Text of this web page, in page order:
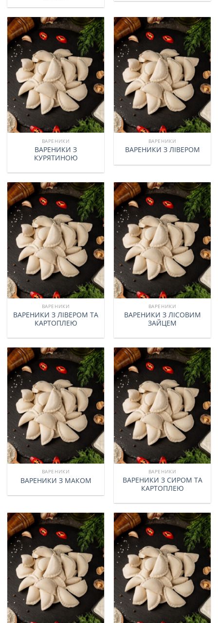
ВАРЕНИКИ
ВАРЕНИКИ З
КУРЯТИНОЮ
ВАРЕНИКИ
ВАРЕНИКИ З ЛІВЕРОМ
ВАРЕНИКИ
ВАРЕНИКИ З ЛІВЕРОМ ТА
КАРТОПЛЕЮ
ВАРЕНИКИ
ВАРЕНИКИ З ЛІСОВИМ
ЗАЙЦЕМ
ВАРЕНИКИ
ВАРЕНИКИ З МАКОМ
ВАРЕНИКИ
ВАРЕНИКИ З СИРОМ ТА
КАРТОПЛЕЮ